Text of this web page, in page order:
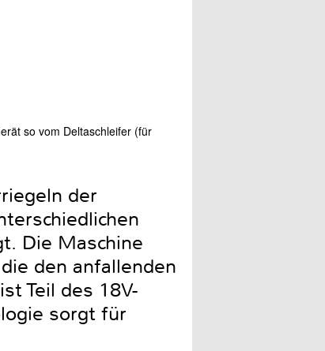
so vom Deltaschleifer (für
der
Die Maschine
den anfallenden
Teil des 18V-
sorgt für